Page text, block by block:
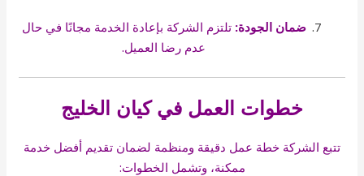
ضمان الجودة: تلتزم الشركة بإعادة الخدمة مجانًا في حال
عدم رضا العميل.
خطوات العمل في كيان الخليج
تتبع الشركة خطة عمل دقيقة ومنظمة لضمان تقديم أفضل خدمة
ممكنة، وتشمل الخطوات: